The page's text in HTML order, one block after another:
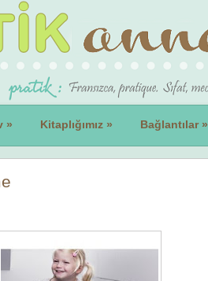
» Kitaplığımız » Bağlantılar»